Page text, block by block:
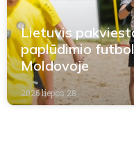
Lietuvis
paplūdimio
Moldovoje
2026 liepos 28